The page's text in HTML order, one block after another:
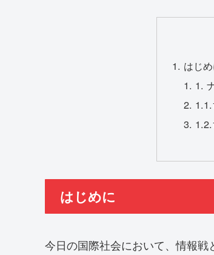
はじ
1.
はじめに
今日の国際社会において、情報